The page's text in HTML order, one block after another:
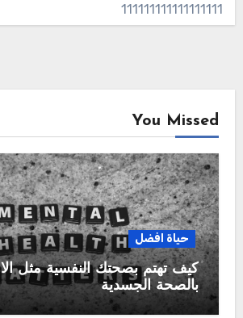
111111111111111111
You Missed
حياة افضل
كيف تهتم بصحتك النفسية مثل
بالصحة الجسدية